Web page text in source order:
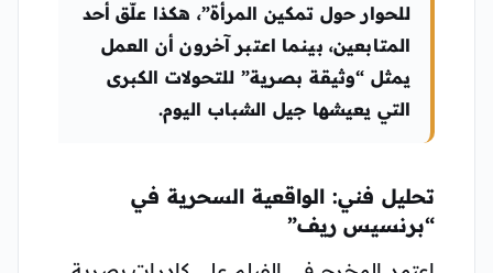
للحوار حول تمكين المرأة”، هكذا علّق أحد
المتابعين، بينما اعتبر آخرون أن العمل
يمثل “وثيقة بصرية” للتحولات الكبرى
التي يعيشها جيل الشباب اليوم.
تحليل فني: الواقعية السحرية في
“برنسيس ريف”